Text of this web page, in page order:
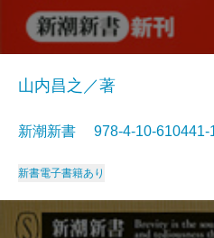
山内昌之／著
新潮新書 978-4-10-
新書電子書籍あり